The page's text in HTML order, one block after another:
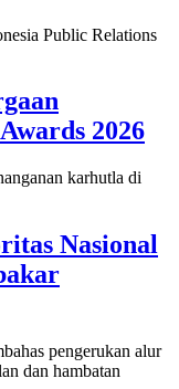
2026
Nasional